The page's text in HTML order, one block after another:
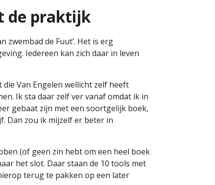
de praktijk
zwembad de Fuut’. Het is erg
Iedereen kan zich daar in leven
Van Engelen wellicht zelf heeft
Ik sta daar zelf ver vanaf omdat ik in
gebaat zijn met een soortgelijk boek,
Dan zou ik mijzelf er beter in
(of geen zin hebt om een heel boek
het slot. Daar staan de 10 tools met
terug te pakken op een later